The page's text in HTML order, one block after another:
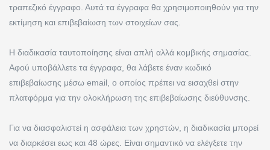
τραπεζικό έγγραφο. Αυτά τα έγγραφα θα χρησιμοποιηθούν για την
εκτίμηση και επιβεβαίωση των στοιχείων σας.
Η διαδικασία ταυτοποίησης είναι απλή αλλά κομβικής σημασίας.
Αφού υποβάλλετε τα έγγραφα, θα λάβετε έναν κωδικό
επιβεβαίωσης μέσω email, ο οποίος πρέπει να εισαχθεί στην
πλατφόρμα για την ολοκλήρωση της επιβεβαίωσης διεύθυνσης.
Για να διασφαλιστεί η ασφάλεια των χρηστών, η διαδικασία μπορεί
να διαρκέσει εως και 48 ώρες. Είναι σημαντικό να ελέγξετε την